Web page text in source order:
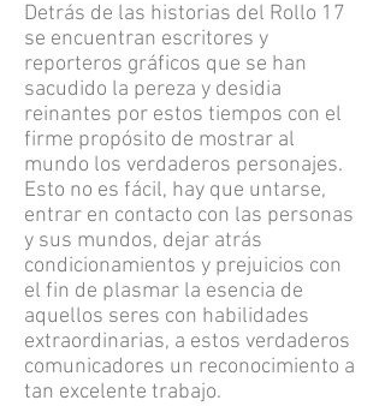
Detrás de las historias del Rollo 17
se encuentran escritores y
reporteros gráficos que se han
sacudido la pereza y desidia
reinantes por estos tiempos con el
firme propósito de mostrar al
mundo los verdaderos personajes.
Esto no es fácil, hay que untarse,
entrar en contacto con las personas
y sus mundos, dejar atrás
condicionamientos y prejuicios con
el fin de plasmar la esencia de
aquellos seres con habilidades
extraordinarias, a estos verdaderos
comunicadores un reconocimiento a
tan excelente trabajo.